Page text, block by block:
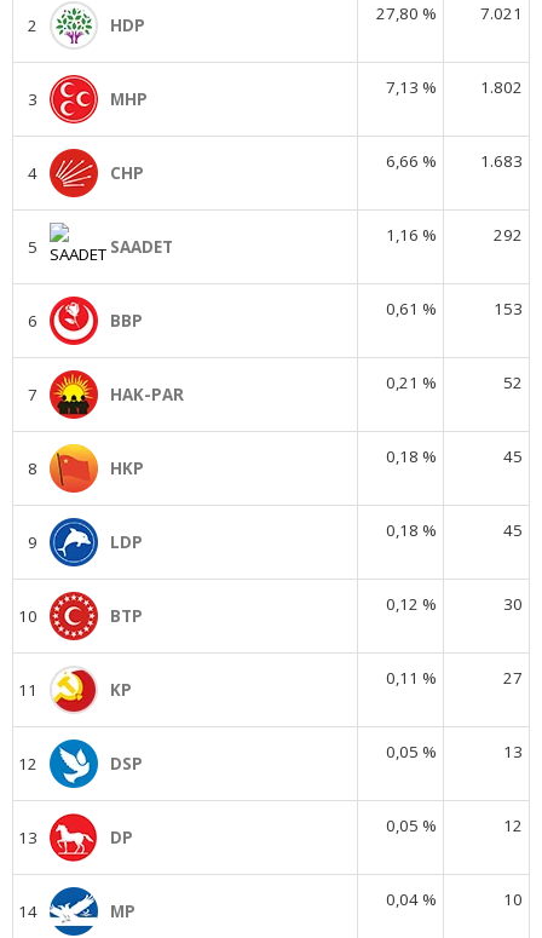
2 HDP
27,80 % 7.021
3 MHP
7,13 % 1.802
4 CHP
6,66 % 1.683
5 SAADET
1,16 % 292
6 BBP
0,61 % 153
7 HAK-PAR
0,21 % 52
8 HKP
0,18 % 45
9 LDP
0,18 % 45
10 BTP
0,12 % 30
11 KP
0,11 % 27
12 DSP
0,05 % 13
13 DP
0,05 % 12
14 MP
0,04 % 10